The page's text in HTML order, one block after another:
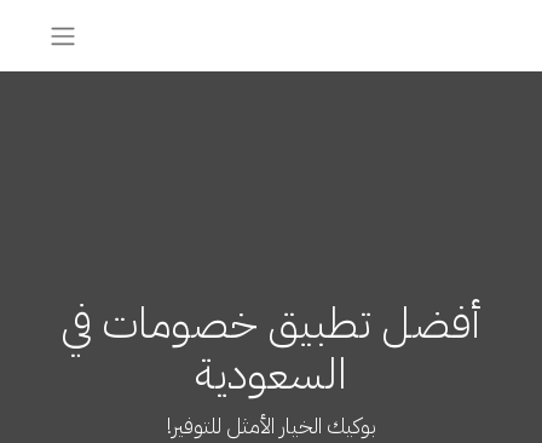
أفضل تطبيق خصومات في
السعودية
بوكيك الخيار الأمثل للتوفير!